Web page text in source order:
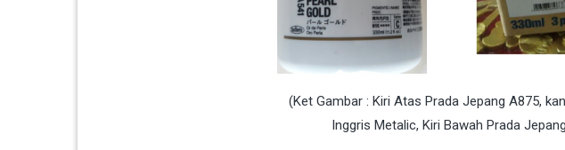
(Ket Gambar : Kiri Atas Prada Jepang A875,
Inggris Metalic, Kiri Bawah Prada